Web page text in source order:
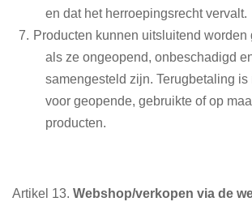
en dat het herroepingsrecht vervalt.
Producten kunnen uitsluitend worden
als ze ongeopend, onbeschadigd
samengesteld zijn. Terugbetaling
voor geopende, gebruikte of op
producten.
Artikel 13. Webshop/verkopen via de